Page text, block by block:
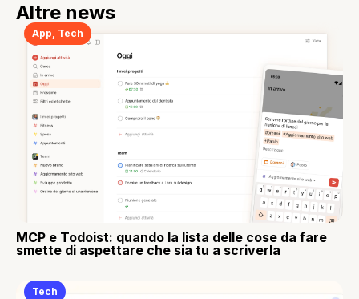
Altre news
App, Tech
MCP e Todoist: quando la lista delle cose da fare
smette di aspettare che sia tu a scriverla
Tech